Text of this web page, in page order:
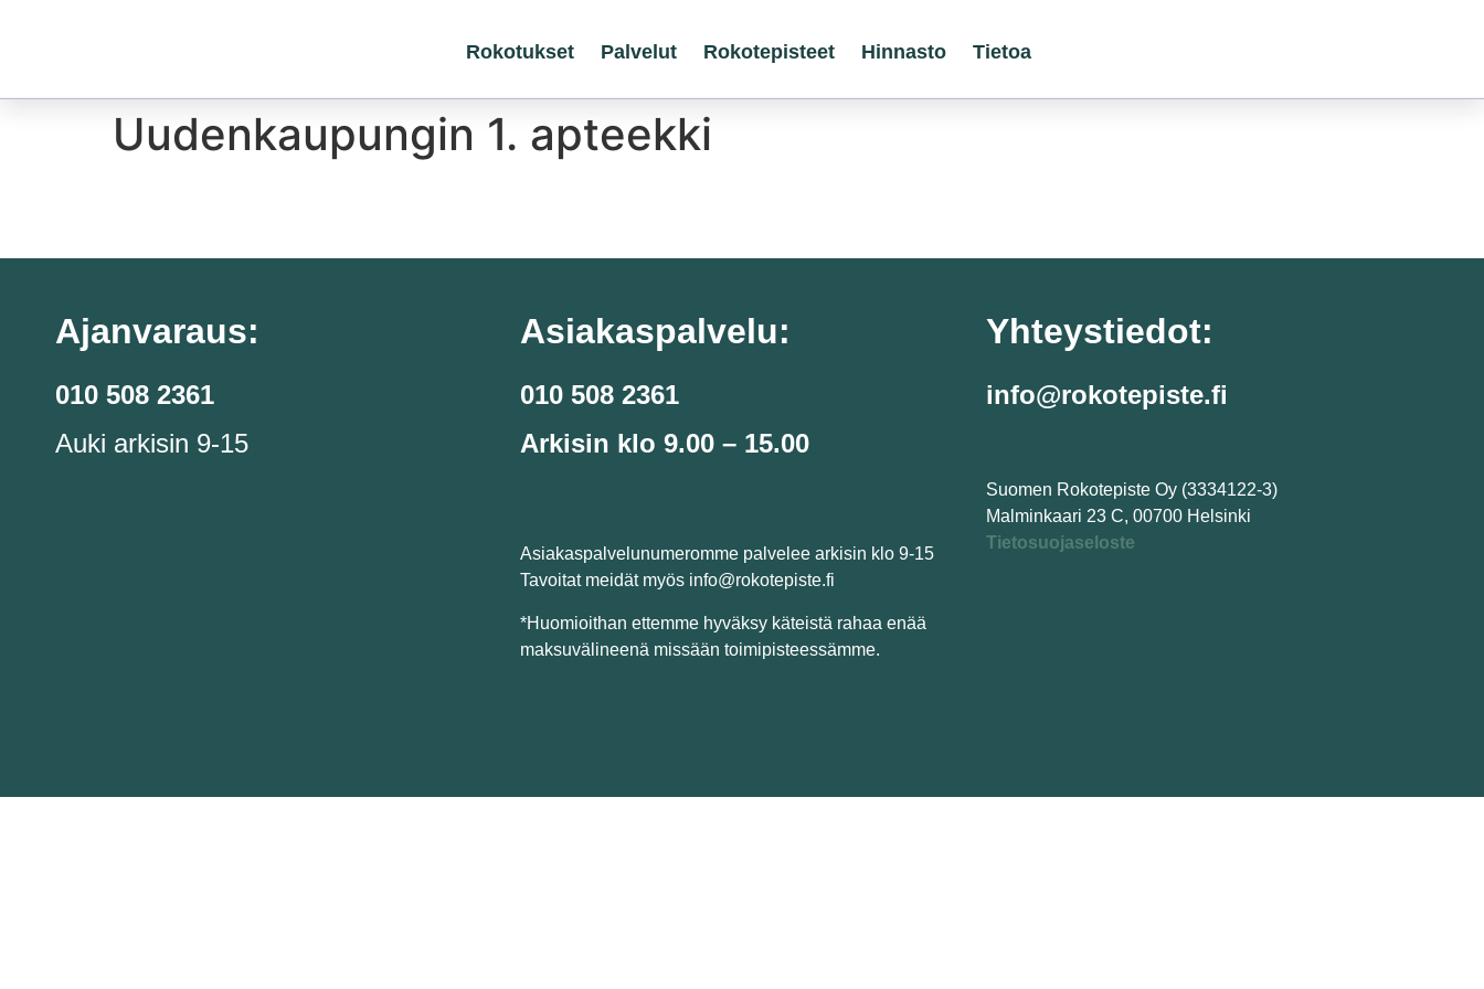
Rokotukset Palvelut Rokotepisteet Hinnasto Tietoa
Uudenkaupungin 1. apteekki
Ajanvaraus:
010 508 2361
Auki arkisin 9-15
Asiakaspalvelu:
010 508 2361
Arkisin klo 9.00 – 15.00
Asiakaspalvelunumeromme palvelee arkisin klo 9-15
Tavoitat meidät myös info@rokotepiste.fi
*Huomioithan ettemme hyväksy käteistä rahaa enää
maksuvälineenä missään toimipisteessämme.
Yhteystiedot:
info@rokotepiste.fi
Suomen Rokotepiste Oy (3334122-3)
Malminkaari 23 C, 00700 Helsinki
Tietosuojaseloste